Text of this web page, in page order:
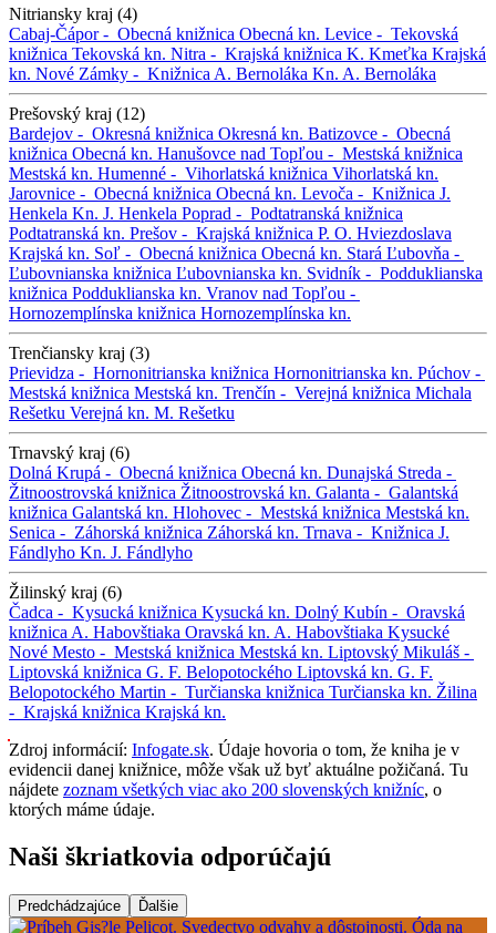
Nitriansky kraj (4)
Cabaj-Čápor - Obecná knižnica Obecná kn. Levice - Tekovská
knižnica Tekovská kn. Nitra - Krajská knižnica K. Kmeťka Krajská
kn. Nové Zámky - Knižnica A. Bernoláka Kn. A. Bernoláka
Prešovský kraj (12)
Bardejov - Okresná knižnica Okresná kn. Batizovce - Obecná
knižnica Obecná kn. Hanušovce nad Topľou - Mestská knižnica
Mestská kn. Humenné - Vihorlatská knižnica Vihorlatská kn.
Jarovnice - Obecná knižnica Obecná kn. Levoča - Knižnica J.
Henkela Kn. J. Henkela Poprad - Podtatranská knižnica
Podtatranská kn. Prešov - Krajská knižnica P. O. Hviezdoslava
Krajská kn. Soľ - Obecná knižnica Obecná kn. Stará Ľubovňa -
Ľubovnianska knižnica Ľubovnianska kn. Svidník - Podduklianska
knižnica Podduklianska kn. Vranov nad Topľou -
Hornozemplínska knižnica Hornozemplínska kn.
Trenčiansky kraj (3)
Prievidza - Hornonitrianska knižnica Hornonitrianska kn. Púchov -
Mestská knižnica Mestská kn. Trenčín - Verejná knižnica Michala
Rešetku Verejná kn. M. Rešetku
Trnavský kraj (6)
Dolná Krupá - Obecná knižnica Obecná kn. Dunajská Streda -
Žitnoostrovská knižnica Žitnoostrovská kn. Galanta - Galantská
knižnica Galantská kn. Hlohovec - Mestská knižnica Mestská kn.
Senica - Záhorská knižnica Záhorská kn. Trnava - Knižnica J.
Fándlyho Kn. J. Fándlyho
Žilinský kraj (6)
Čadca - Kysucká knižnica Kysucká kn. Dolný Kubín - Oravská
knižnica A. Habovštiaka Oravská kn. A. Habovštiaka Kysucké
Nové Mesto - Mestská knižnica Mestská kn. Liptovský Mikuláš -
Liptovská knižnica G. F. Belopotockého Liptovská kn. G. F.
Belopotockého Martin - Turčianska knižnica Turčianska kn. Žilina
- Krajská knižnica Krajská kn.
Zdroj informácií: Infogate.sk. Údaje hovoria o tom, že kniha je v
evidencii danej knižnice, môže však už byť aktuálne požičaná. Tu
nájdete zoznam všetkých viac ako 200 slovenských knižníc, o
ktorých máme údaje.
Naši škriatkovia odporúčajú
Predchádzajúce Ďalšie